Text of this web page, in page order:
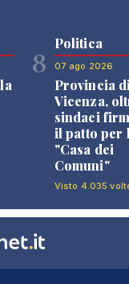
8
Politica
07 ago 2026
Provincia di
Vicenza,
sindaci
il patto per
"Casa dei
Comuni"
Visto 4.035